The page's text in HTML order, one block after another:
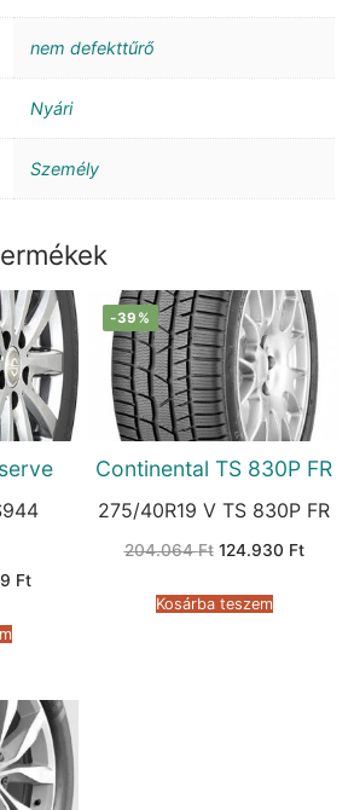
nem defekttűrő
Nyári
Személy
Ft.
FtCurrent
-39%
Continental TS 830P FR
275/40R19 V TS 830P FR
204.064Ft Original
204.064 Ft.
124.930 Ft
Kosárba teszem